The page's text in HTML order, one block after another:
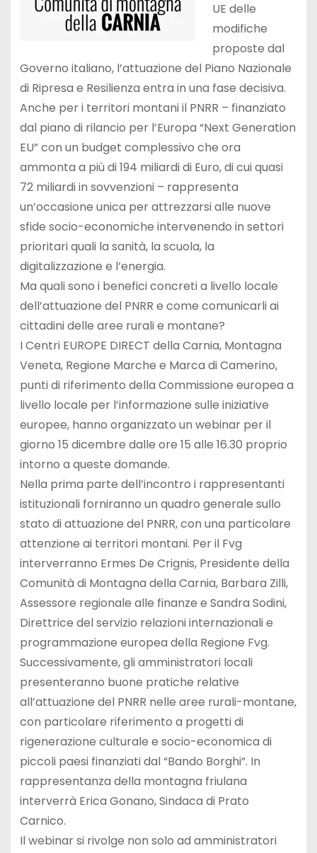
UE delle
modifiche
proposte dal
Governo italiano, l’attuazione del Piano Nazionale
di Ripresa e Resilienza entra in una fase decisiva.
Anche per i territori montani il PNRR – finanziato
dal piano di rilancio per l’Europa “Next Generation
EU” con un budget complessivo che ora
ammonta a più di 194 miliardi di Euro, di cui quasi
72 miliardi in sovvenzioni – rappresenta
un’occasione unica per attrezzarsi alle nuove
sfide socio-economiche intervenendo in settori
prioritari quali la sanità, la scuola, la
digitalizzazione e l’energia.
Ma quali sono i benefici concreti a livello locale
dell’attuazione del PNRR e come comunicarli ai
cittadini delle aree rurali e montane?
I Centri EUROPE DIRECT della Carnia, Montagna
Veneta, Regione Marche e Marca di Camerino,
punti di riferimento della Commissione europea a
livello locale per l’informazione sulle iniziative
europee, hanno organizzato un webinar per il
giorno 15 dicembre dalle ore 15 alle 16.30 proprio
intorno a queste domande.
Nella prima parte dell’incontro i rappresentanti
istituzionali forniranno un quadro generale sullo
stato di attuazione del PNRR, con una particolare
attenzione ai territori montani. Per il Fvg
interverranno Ermes De Crignis, Presidente della
Comunità di Montagna della Carnia, Barbara Zilli,
Assessore regionale alle finanze e Sandra Sodini,
Direttrice del servizio relazioni internazionali e
programmazione europea della Regione Fvg.
Successivamente, gli amministratori locali
presenteranno buone pratiche relative
all’attuazione del PNRR nelle aree rurali-montane,
con particolare riferimento a progetti di
rigenerazione culturale e socio-economica di
piccoli paesi finanziati dal “Bando Borghi”. In
rappresentanza della montagna friulana
interverrà Erica Gonano, Sindaca di Prato
Carnico.
Il webinar si rivolge non solo ad amministratori